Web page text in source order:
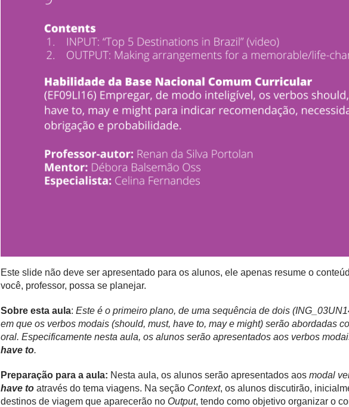
Este slide não deve ser apresentado para os alunos, ele apenas resume o
você, professor, possa se planejar.
Sobre esta aula: Este é o primeiro plano, de uma sequência de dois
em que os verbos modais (should, must, have to, may e might) serão abordadas
oral. Especificamente nesta aula, os alunos serão apresentados aos verbos
have to.
Preparação para a aula: Nesta aula, os alunos serão apresentados aos modal
have to através do tema viagens. Na seção Context, os alunos discutirão,
destinos de viagem que aparecerão no Output, tendo como objetivo organizar o